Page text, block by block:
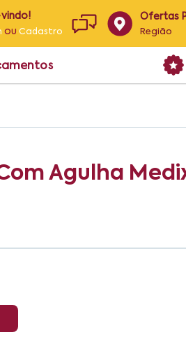
ouCadastro
Ofertas
Região
Agulha